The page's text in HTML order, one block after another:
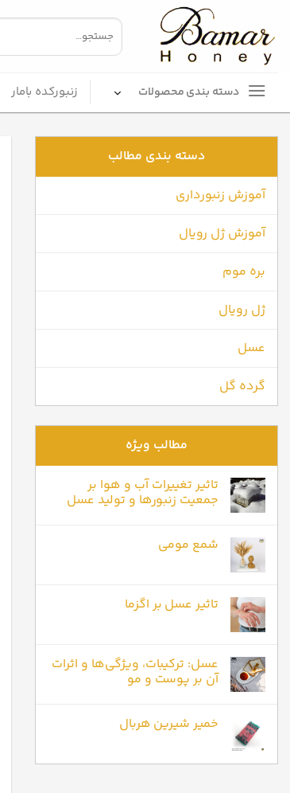
content
دسته بندی محصولات زنبورکده بامار
دسته بندی مطالب
آموزش زنبورداری
آموزش ژل رویال
بره موم
ژل رویال
عسل
گرده گل
مطالب ویژه
تاثیر تغییرات آب و هوا بر
جمعیت زنبورها و تولید عسل
شمع مومی
تاثیر عسل بر اگزما
عسل: ترکیبات، ویژگی‌ها و اثرات
آن بر پوست و مو
خمیر شیرین هربال